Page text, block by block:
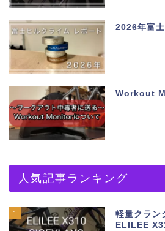
2026年富
Workout
人気記事ランキング
1
軽量クラン
ELILEE